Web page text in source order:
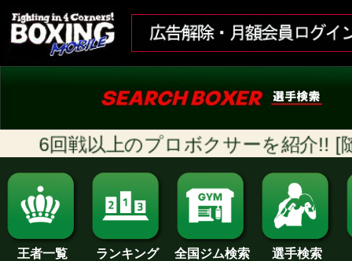
6回戦以上のプロボクサーを紹介!! [随
王者一覧 ランキング 全国ジム検索 選手検索